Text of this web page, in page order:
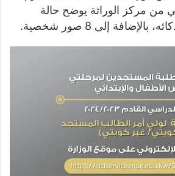
من مركز الوراثة يوضح حالة
إلى 8 صور شخصية.